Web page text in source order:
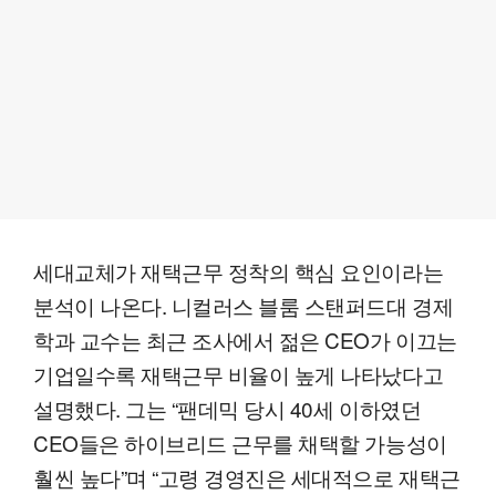
세대교체가 재택근무 정착의 핵심 요인이라는
분석이 나온다. 니컬러스 블룸 스탠퍼드대 경제
학과 교수는 최근 조사에서 젊은 CEO가 이끄는
기업일수록 재택근무 비율이 높게 나타났다고
설명했다. 그는 “팬데믹 당시 40세 이하였던
CEO들은 하이브리드 근무를 채택할 가능성이
훨씬 높다”며 “고령 경영진은 세대적으로 재택근